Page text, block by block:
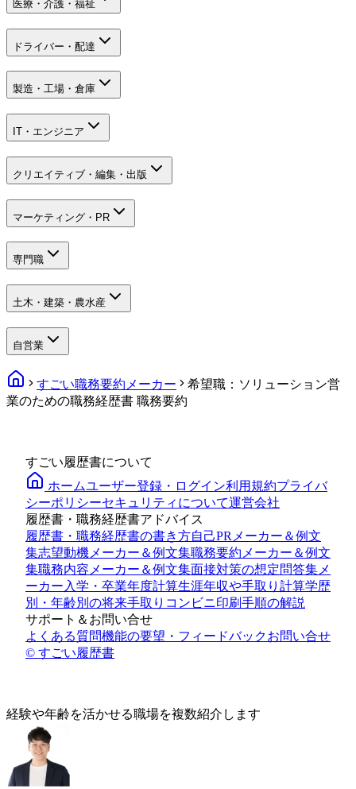
医療・介護・福祉
ドライバー・配達
製造・工場・倉庫
IT・エンジニア
クリエイティブ・編集・出版
マーケティング・PR
専門職
土木・建築・農水産
自営業
すごい職務要約メーカー
希望職：ソリューション営
業のための職務経歴書 職務要約
すごい履歴書について
ホームユーザー登録・ログイン利用規約プライバ
シーポリシーセキュリティについて運営会社
履歴書・職務経歴書アドバイス
履歴書・職務経歴書の書き方自己PRメーカー＆例文
集志望動機メーカー＆例文集職務要約メーカー＆例文
集職務内容メーカー＆例文集面接対策の想定問答集メ
ーカー入学・卒業年度計算生涯年収や手取り計算学歴
別・年齢別の将来手取り コンビニ印刷手順の解説
サポート＆お問い合せ
よくある質問機能の要望・フィードバックお問い合せ
© すごい履歴書
経験や年齢を活かせる職場を複数紹介します